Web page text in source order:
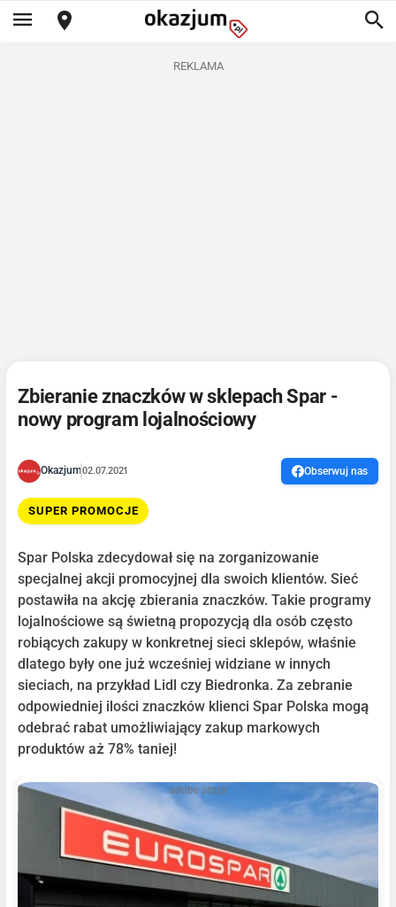
REKLAMA
Zbieranie znaczków w sklepach Spar -
nowy program lojalnościowy
Okazjum02.07.2021 Obserwuj nas
SUPER PROMOCJE
Spar Polska zdecydował się na zorganizowanie
specjalnej akcji promocyjnej dla swoich klientów. Sieć
postawiła na akcję zbierania znaczków. Takie programy
lojalnościowe są świetną propozycją dla osób często
robiących zakupy w konkretnej sieci sklepów, właśnie
dlatego były one już wcześniej widziane w innych
sieciach, na przykład Lidl czy Biedronka. Za zebranie
odpowiedniej ilości znaczków klienci Spar Polska mogą
odebrać rabat umożliwiający zakup markowych
produktów aż 78% taniej!
adobe stock